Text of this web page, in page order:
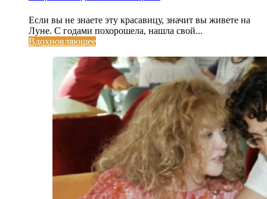
Если вы не знаете эту красавицу, значит вы живете на
Луне. С годами похорошела, нашла свой...
Вдохновляющее